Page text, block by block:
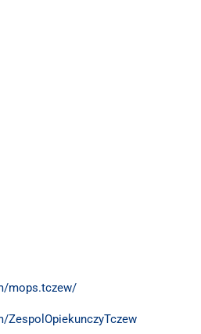
mops.tczew/
ZespolOpiekunczyTczew